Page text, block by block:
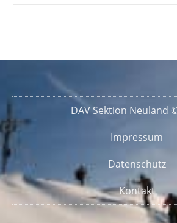
DAV Sektion Neuland
Impressum
Datenschutz
Kontakt